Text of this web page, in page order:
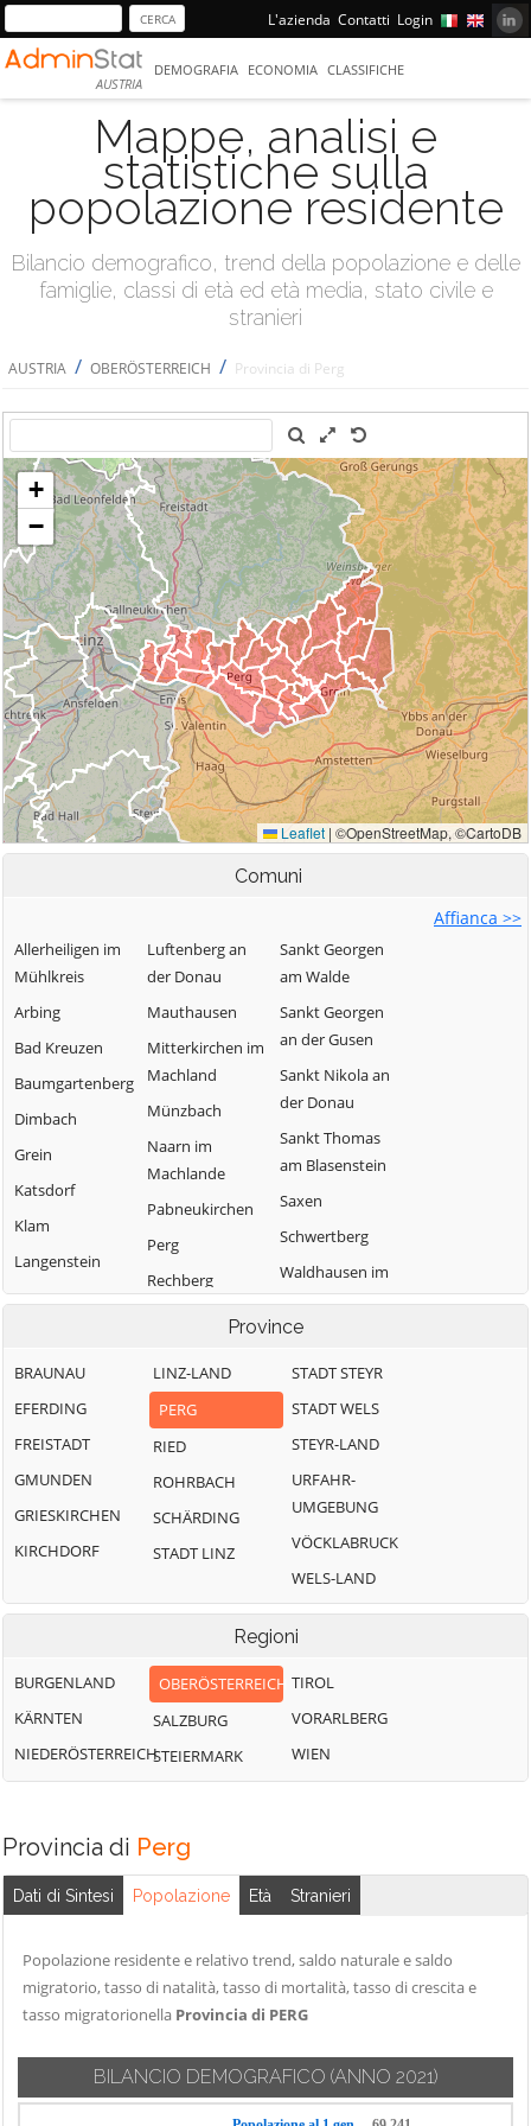
L'azienda Contatti Login
AUSTRIA
DEMOGRAFIA ECONOMIA CLASSIFICHE
Mappe, analisi e
statistiche sulla
popolazione residente
Bilancio demografico, trend della popolazione e delle
famiglie, classi di età ed età media, stato civile e
stranieri
AUSTRIA / OBERÖSTERREICH / Provincia di Perg
Comuni
Affianca >>
Allerheiligen im
Mühlkreis
Arbing
Bad Kreuzen
Baumgartenberg
Dimbach
Grein
Katsdorf
Klam
Langenstein
Luftenberg an
der Donau
Mauthausen
Mitterkirchen im
Machland
Münzbach
Naarn im
Machlande
Pabneukirchen
Perg
Rechberg
Sankt Georgen
am Walde
Sankt Georgen
an der Gusen
Sankt Nikola an
der Donau
Sankt Thomas
am Blasenstein
Saxen
Schwertberg
Waldhausen im
Strudengau
Windhaag bei
Province
BRAUNAU
EFERDING
FREISTADT
GMUNDEN
GRIESKIRCHEN
KIRCHDORF
LINZ-LAND
PERG
RIED
ROHRBACH
SCHÄRDING
STADT LINZ
STADT STEYR
STADT WELS
STEYR-LAND
URFAHR-
UMGEBUNG
VÖCKLABRUCK
WELS-LAND
Regioni
BURGENLAND
KÄRNTEN
NIEDERÖSTERREICH
OBERÖSTERREICH
SALZBURG
STEIERMARK
TIROL
VORARLBERG
WIEN
Provincia di Perg
Dati di Sintesi Popolazione Età Stranieri
Popolazione residente e relativo trend, saldo naturale e saldo
migratorio, tasso di natalità, tasso di mortalità, tasso di crescita e
tasso migratorionella Provincia di PERG
BILANCIO DEMOGRAFICO (ANNO 2021)